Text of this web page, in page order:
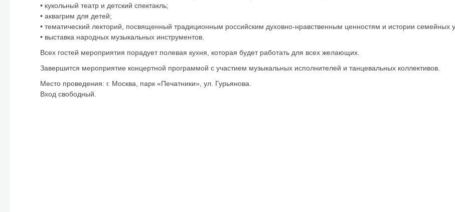
• кукольный театр и детский спектакль;
• аквагрим для детей;
• тематический лекторий, посвященный традиционным российским духовно-нравственным ценностям и истории семейных
• выставка народных музыкальных инструментов.
Всех гостей мероприятия порадует полевая кухня, которая будет работать для всех желающих.
Завершится мероприятие концертной программой с участием музыкальных исполнителей и танцевальных коллективов.
Место проведения: г. Москва, парк «Печатники», ул. Гурьянова.
Вход свободный.